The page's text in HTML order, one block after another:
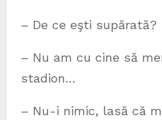
– De ce eşti supărată?
– Nu am cu cine să
stadion…
– Nu-i nimic, lasă că